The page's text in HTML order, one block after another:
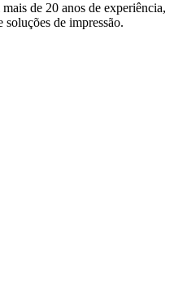
de 20 anos de experiência,
de impressão.